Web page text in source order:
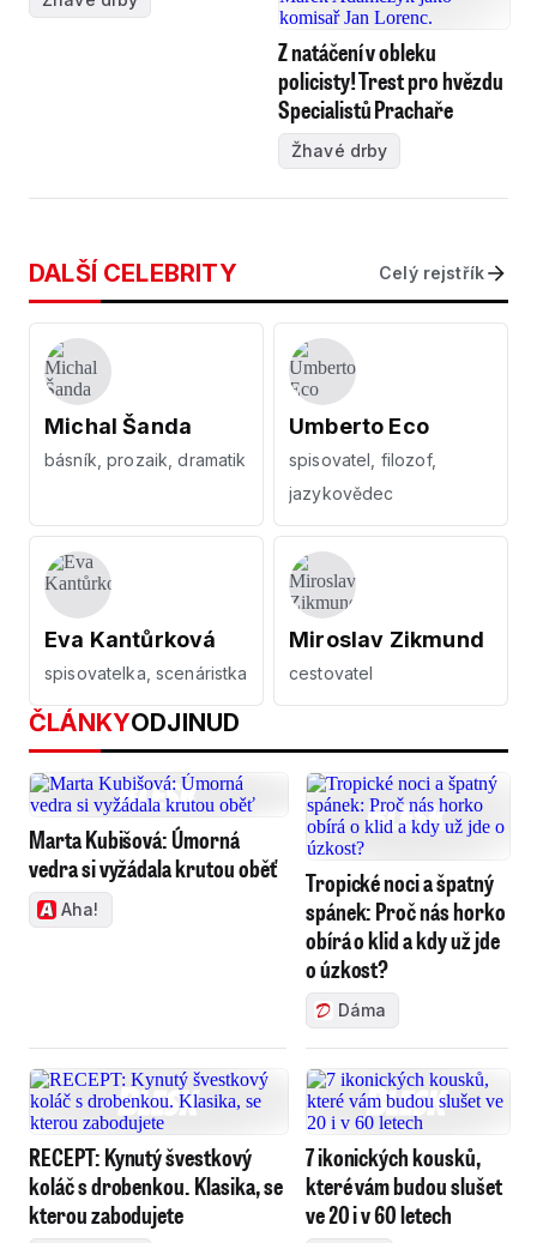
Z natáčení v obleku
policisty! Trest pro hvězdu
Specialistů Prachaře
Žhavé drby
DALŠÍ CELEBRITY Celý rejstřík
Michal Šanda
básník, prozaik, dramatik
Umberto Eco
spisovatel, filozof,
jazykovědec
Eva Kantůrková
spisovatelka, scenáristka
Miroslav Zikmund
cestovatel
ČLÁNKYODJINUD
Marta Kubišová: Úmorná
vedra si vyžádala krutou oběť
Aha!
Tropické noci a špatný
spánek: Proč nás horko
obírá o klid a kdy už jde
o úzkost?
Dáma
RECEPT: Kynutý švestkový
koláč s drobenkou. Klasika, se
kterou zabodujete
7 ikonických kousků,
které vám budou slušet
ve 20 i v 60 letech